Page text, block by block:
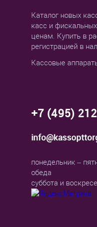
Каталог новых
касс и
ценам. Купить в
регистрацией в
Кассовые
+7 (495)
понедельник –
обеда
суббота и